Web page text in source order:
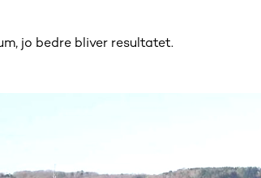
jo bedre bliver resultatet.